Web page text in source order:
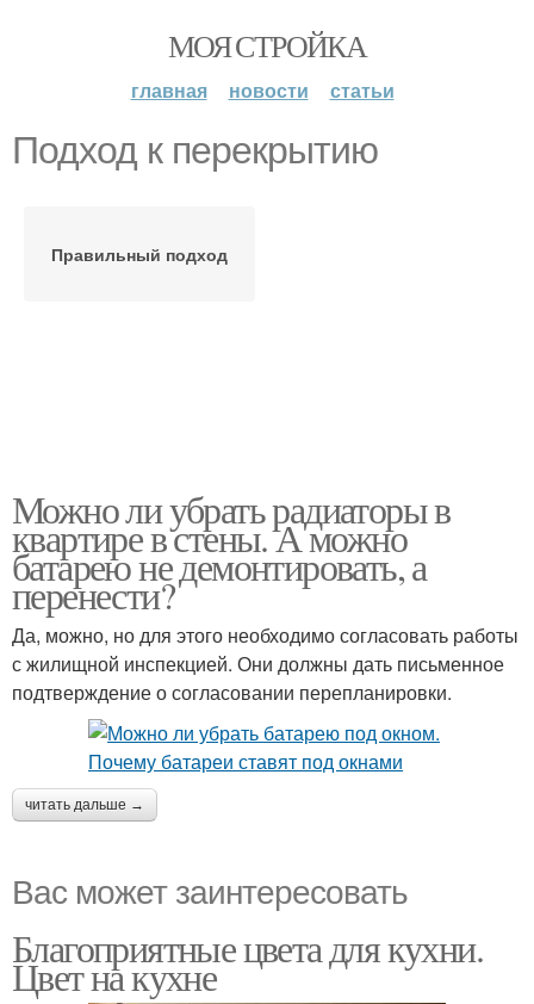
МОЯ СТРОЙКА
главная новости статьи
Подход к перекрытию
Правильный подход
Можно ли убрать радиаторы в
квартире в стены. А можно
батарею не демонтировать, а
перенести?
Да, можно, но для этого необходимо согласовать работы
с жилищной инспекцией. Они должны дать письменное
подтверждение о согласовании перепланировки.
читать дальше →
Вас может заинтересовать
Благоприятные цвета для кухни.
Цвет на кухне